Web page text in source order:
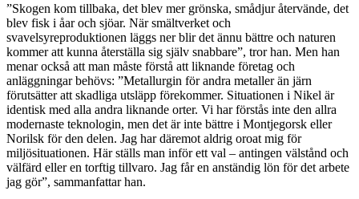
”Skogen kom tillbaka, det blev mer grönska, smådjur återvände, det
blev fisk i åar och sjöar. När smältverket och
svavelsyreproduktionen läggs ner blir det ännu bättre och naturen
kommer att kunna återställa sig själv snabbare”, tror han. Men han
menar också att man måste förstå att liknande företag och
anläggningar behövs: ”Metallurgin för andra metaller än järn
förutsätter att skadliga utsläpp förekommer. Situationen i Nikel är
identisk med alla andra liknande orter. Vi har förstås inte den allra
modernaste teknologin, men det är inte bättre i Montjegorsk eller
Norilsk för den delen. Jag har däremot aldrig oroat mig för
miljösituationen. Här ställs man inför ett val – antingen välstånd och
välfärd eller en torftig tillvaro. Jag får en anständig lön för det arbete
jag gör”, sammanfattar han.